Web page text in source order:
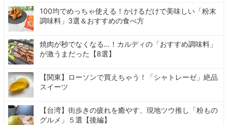
100均でめっちゃ使える！かけるだけで美味しい「粉末
調味料」3選＆おすすめの食べ方
焼肉が秒でなくなる…！カルディの「おすすめ調味料」
が激うまだった【8選】
【関東】ローソンで買えちゃう！「シャトレーゼ」絶品
スイーツ
【台湾】街歩きの疲れを癒やす、現地ツウ推し「粉もの
グルメ」５選【後編】